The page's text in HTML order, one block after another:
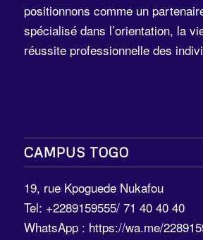
positionnons comme un
spécialisé dans l’orientation, la
réussite professionnelle des
CAMPUS TOGO
19, rue Kpoguede Nukafou
Tel: +2289159555/ 71 40 40 40
WhatsApp : https://wa.me/